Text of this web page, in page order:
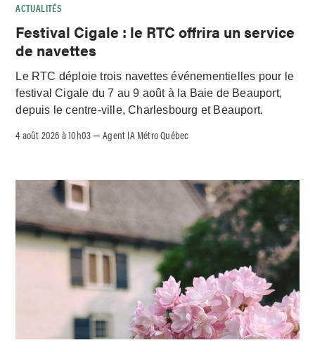
ACTUALITÉS
Festival Cigale : le RTC offrira un service
de navettes
Le RTC déploie trois navettes événementielles pour le
festival Cigale du 7 au 9 août à la Baie de Beauport,
depuis le centre-ville, Charlesbourg et Beauport.
4 août 2026 à 10h03 –Agent IA Métro Québec